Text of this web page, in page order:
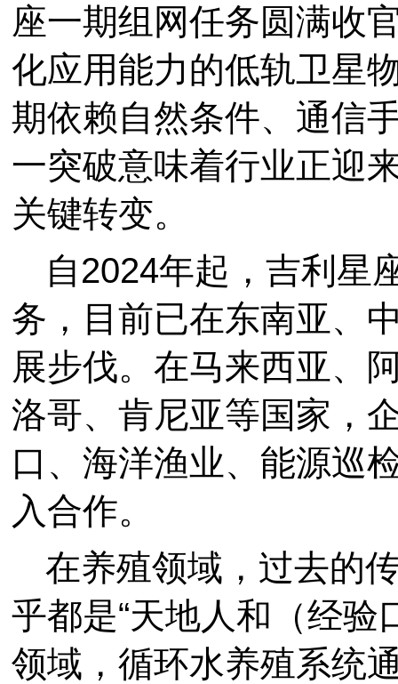
座一期组网任务圆满收
化应用能力的低轨卫星
期依赖自然条件、通信
一突破意味着行业正迎
关键转变。
自2024年起，吉利星
务，目前已在东南亚、
展步伐。在马来西亚、
洛哥、肯尼亚等国家，
口、海洋渔业、能源巡
入合作。
在养殖领域，过去的
乎都是“天地人和（经验
领域，循环水养殖系统